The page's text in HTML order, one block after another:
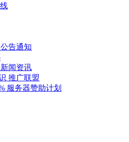
公告通知
新闻资讯
推广联盟
服务器赞助计划